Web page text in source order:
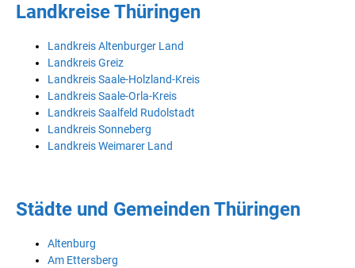
Landkreise Thüringen
Landkreis Altenburger Land
Landkreis Greiz
Landkreis Saale-Holzland-Kreis
Landkreis Saale-Orla-Kreis
Landkreis Saalfeld Rudolstadt
Landkreis Sonneberg
Landkreis Weimarer Land
Städte und Gemeinden Thüringen
Altenburg
Am Ettersberg